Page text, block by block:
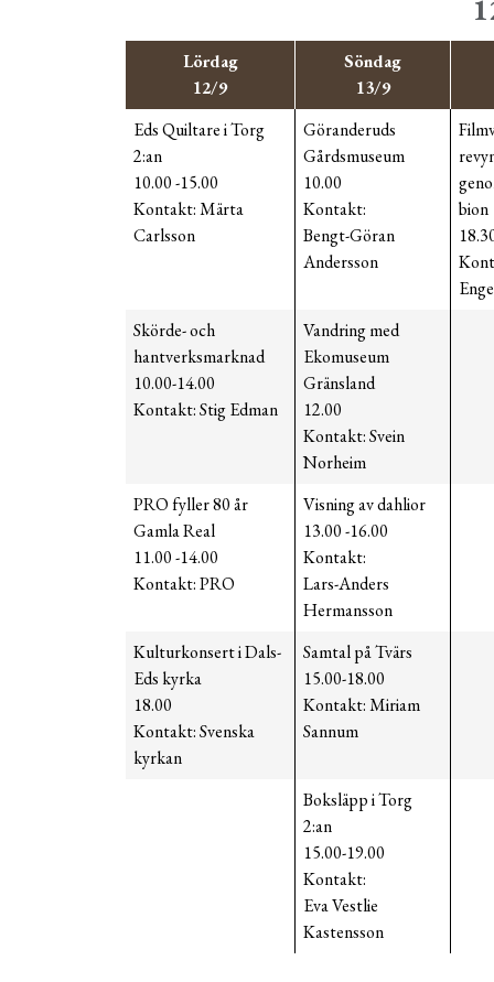
Lördag
12/9
Söndag
13/9
Eds Quiltare i Torg
2:an
10.00 -15.00
Kontakt: Märta
Carlsson
Göranderuds
Gårdsmuseum
10.00
Kontakt:
Bengt-Göran
Andersson
bion
Skörde- och
hantverksmarknad
10.00-14.00
Kontakt: Stig Edman
Vandring med
Ekomuseum
Gränsland
12.00
Kontakt: Svein
Norheim
PRO fyller 80 år
Gamla Real
11.00 -14.00
Kontakt: PRO
Visning av dahlior
13.00 -16.00
Kontakt:
Lars-Anders
Hermansson
Kulturkonsert i Dals-
Eds kyrka
18.00
Kontakt: Svenska
kyrkan
Samtal på Tvärs
15.00-18.00
Kontakt: Miriam
Sannum
Boksläpp i Torg
2:an
15.00-19.00
Kontakt:
Eva Vestlie
Kastensson